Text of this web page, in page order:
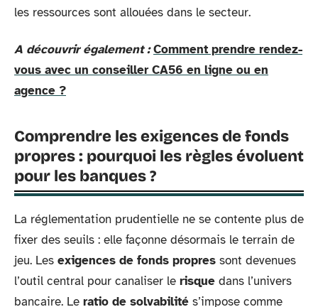
les ressources sont allouées dans le secteur.
A découvrir également : Comment prendre rendez-
vous avec un conseiller CA56 en ligne ou en
agence ?
Comprendre les exigences de fonds
propres : pourquoi les règles évoluent
pour les banques ?
La réglementation prudentielle ne se contente plus de
fixer des seuils : elle façonne désormais le terrain de
jeu. Les exigences de fonds propres sont devenues
l’outil central pour canaliser le risque dans l’univers
bancaire. Le ratio de solvabilité s’impose comme